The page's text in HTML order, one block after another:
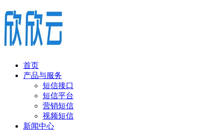
首页
产品与服务
短信接口
短信平台
营销短信
视频短信
新闻中心